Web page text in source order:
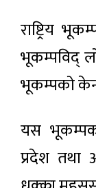
राष्ट्रिय
भूकम्पविद्
भूकम्पको
यस
प्रदेश तथा